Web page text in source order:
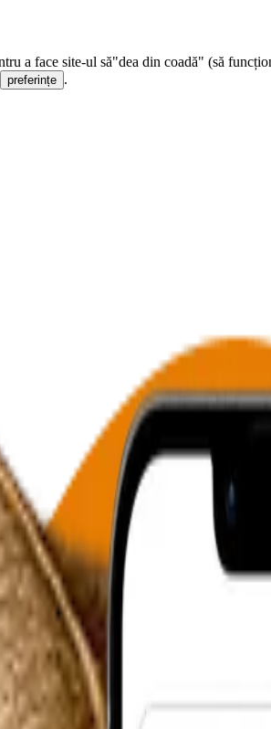
a face site-ul să"dea din coadă" (să
preferințe .